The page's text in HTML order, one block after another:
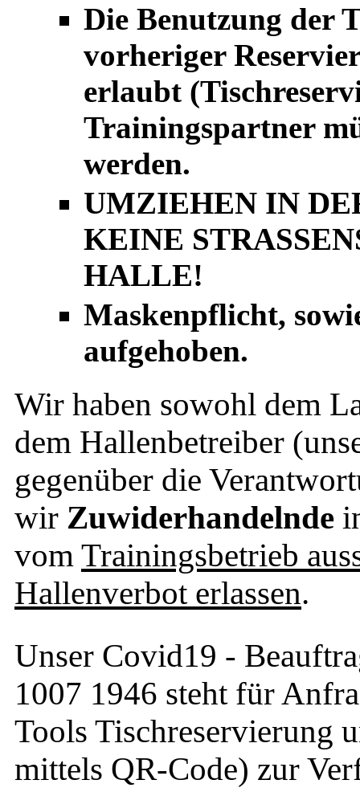
Die Benutzung der
vorheriger
erlaubt
Trainingspartner
werden.
UMZIEHEN IN
KEINE
HALLE!
Maskenpflicht,
aufgehoben.
Wir haben sowohl dem
dem Hallenbetreiber
gegenüber die
wir Zuwiderhandelnde
vom Trainingsbetrieb
Hallenverbot erlassen.
Unser Covid19 -
1007 1946 steht für
Tools Tischreservierung
mittels QR-Code) zur